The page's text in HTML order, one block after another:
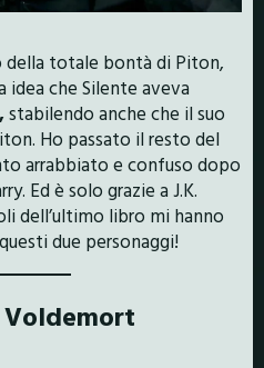
della totale bontà di Piton,
idea che Silente aveva
stabilendo anche che il suo
Ho passato il resto del
arrabbiato e confuso dopo
Ed è solo grazie a J.K.
dell’ultimo libro mi hanno
due personaggi!
Voldemort